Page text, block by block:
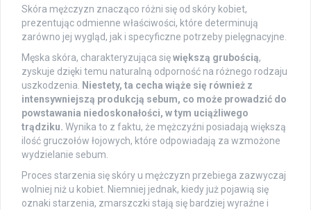
Skóra mężczyzn znacząco różni się od skóry kobiet,
prezentując odmienne właściwości, które determinują
zarówno jej wygląd, jak i specyficzne potrzeby pielęgnacyjne.
Męska skóra, charakteryzująca sięwiększą grubością,
zyskuje dzięki temu naturalną odporność na różnego rodzaju
uszkodzenia. Niestety, ta cecha wiąże się również z
intensywniejszą produkcją sebum, co może prowadzić do
powstawania niedoskonałości, w tym uciążliwego
trądziku. Wynika to z faktu, że mężczyźni posiadają większą
ilość gruczołów łojowych, które odpowiadają za wzmożone
wydzielanie sebum.
Proces starzenia się skóry u mężczyzn przebiega zazwyczaj
wolniej niż u kobiet. Niemniej jednak, kiedy już pojawią się
oznaki starzenia, zmarszczki stają się bardziej wyraźne i